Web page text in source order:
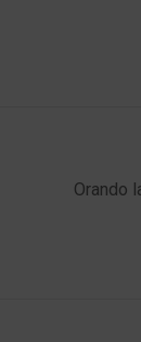
Orando